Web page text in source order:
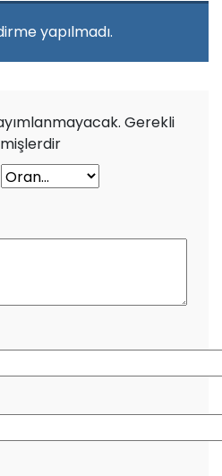
yapılmadı.
Gerekli